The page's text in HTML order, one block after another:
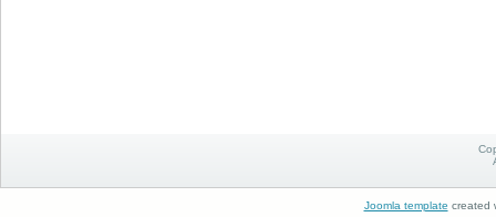
Joomla template created